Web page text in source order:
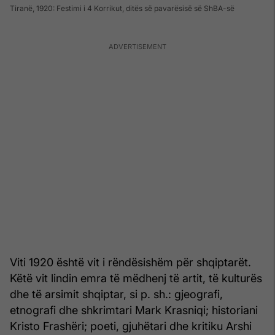
Tiranë, 1920: Festimi i 4 Korrikut, ditës së pavarësisë së ShBA-së
Viti 1920 është vit i rëndësishëm për shqiptarët.
Këtë vit lindin emra të mëdhenj të artit, të kulturës
dhe të arsimit shqiptar, si p. sh.: gjeografi,
etnografi dhe shkrimtari Mark Krasniqi; historiani
Kristo Frashëri; poeti, gjuhëtari dhe kritiku Arshi